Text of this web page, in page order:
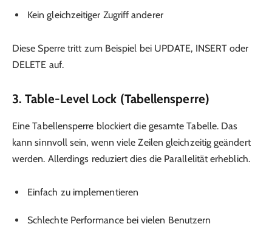
Kein gleichzeitiger Zugriff anderer
Diese Sperre tritt zum Beispiel bei UPDATE, INSERT oder
DELETE auf.
3. Table-Level Lock (Tabellensperre)
Eine Tabellensperre blockiert die gesamte Tabelle. Das
kann sinnvoll sein, wenn viele Zeilen gleichzeitig geändert
werden. Allerdings reduziert dies die Parallelität erheblich.
Einfach zu implementieren
Schlechte Performance bei vielen Benutzern